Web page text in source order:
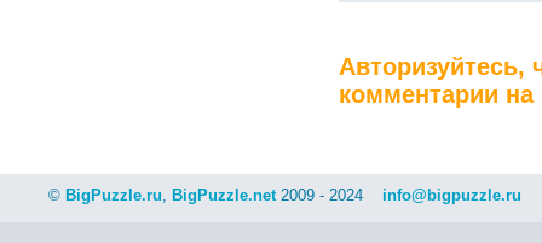
Авторизуйтесь,
комментарии на
© BigPuzzle.ru, BigPuzzle.net2009 - 2024 info@bigpuzzle.ru